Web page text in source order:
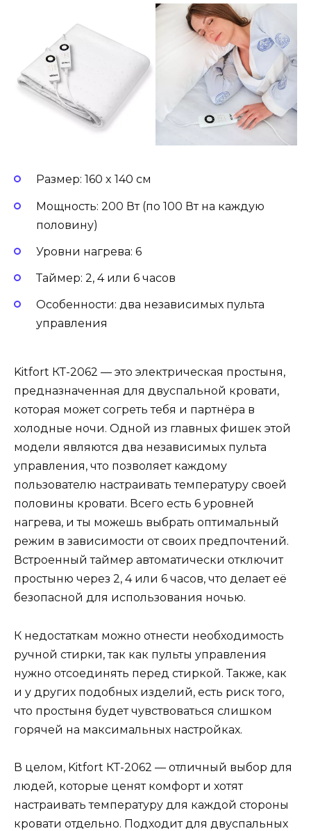
Размер: 160 x 140 см
Мощность: 200 Вт (по 100 Вт на каждую
половину)
Уровни нагрева: 6
Таймер: 2, 4 или 6 часов
Особенности: два независимых пульта
управления
Kitfort КТ-2062 — это электрическая простыня,
предназначенная для двуспальной кровати,
которая может согреть тебя и партнёра в
холодные ночи. Одной из главных фишек этой
модели являются два независимых пульта
управления, что позволяет каждому
пользователю настраивать температуру своей
половины кровати. Всего есть 6 уровней
нагрева, и ты можешь выбрать оптимальный
режим в зависимости от своих предпочтений.
Встроенный таймер автоматически отключит
простыню через 2, 4 или 6 часов, что делает её
безопасной для использования ночью.
К недостаткам можно отнести необходимость
ручной стирки, так как пульты управления
нужно отсоединять перед стиркой. Также, как
и у других подобных изделий, есть риск того,
что простыня будет чувствоваться слишком
горячей на максимальных настройках.
В целом, Kitfort КТ-2062 — отличный выбор для
людей, которые ценят комфорт и хотят
настраивать температуру для каждой стороны
кровати отдельно. Подходит для двуспальных